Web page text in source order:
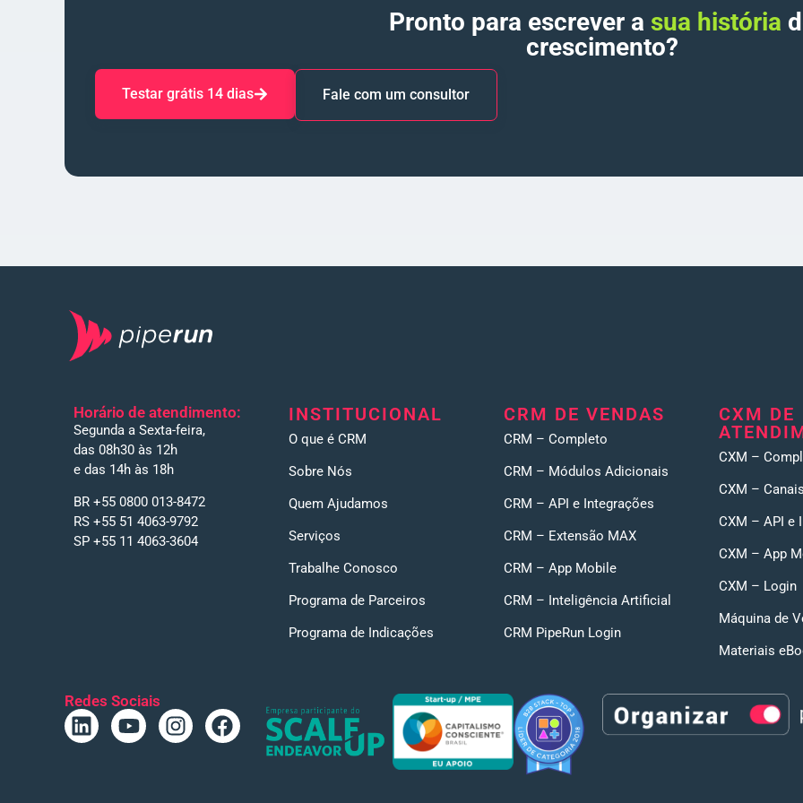
Pronto para escrever a sua história
crescimento?
Testar grátis 14 dias Fale com um consultor
Horário de atendimento:
Segunda a Sexta-feira,
das 08h30 às 12h
e das 14h às 18h
BR +55 0800 013-8472
RS +55 51 4063-9792
SP +55 11 4063-3604
INSTITUCIONAL
O que é CRM
Sobre Nós
Quem Ajudamos
Serviços
Trabalhe Conosco
Programa de Parceiros
Programa de Indicações
CRM DE VENDAS
CRM – Completo
CRM – Módulos Adicionais
CRM – API e Integrações
CRM – Extensão MAX
CRM – App Mobile
CRM – Inteligência Artificial
CRM PipeRun Login
CXM DE
CXM –
CXM –
CXM – API e
CXM – App
CXM – Login
Máquina de
Materiais
Redes Sociais